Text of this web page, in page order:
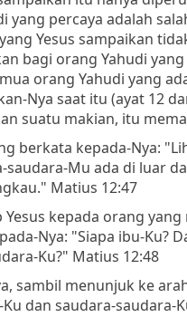
yang percaya adalah
Yesus sampaikan
bagi orang Yahudi
orang Yahudi yang
Nya saat itu (ayat 12
suatu makian, itu
berkata kepada-Nya:
saudara-Mu ada di luar
Matius 12:47
Yesus kepada orang
Nya: "Siapa ibu-Ku?
Ku?" Matius 12:48
sambil menunjuk ke
dan saudara-saudara-